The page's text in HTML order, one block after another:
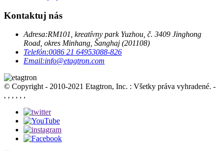
Kontaktuj nás
Adresa:RM101, kreatívny park Yuzhou, č. 3409 Jinghong
Road, okres Minhang, Šanghaj (201108)
Telefón:0086 21 64953088-826
Email:info@etagtron.com
© Copyright - 2010-2021 Etagtron, Inc. : Všetky práva vyhradené. -
, , , , , ,